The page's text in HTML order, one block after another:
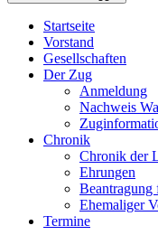
Startseite
Vorstand
Gesellschaften
Der Zug
Anmeldung
Nachweis
Chronik
Chronik der
Ehrungen
Beantragung
Ehemaliger
Termine